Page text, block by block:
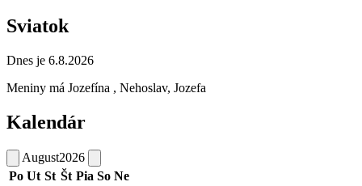
Sviatok
Dnes je 6.8.2026
Meniny má Jozefína , Nehoslav, Jozefa
Kalendár
August2026
Po Ut St Št Pia So Ne